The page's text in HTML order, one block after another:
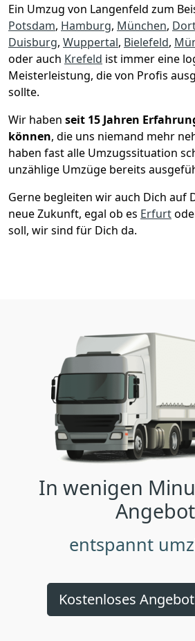
Ein Umzug von Langenfeld zum
Potsdam, Hamburg, München,
Duisburg, Wuppertal, Bielefeld,
oder auch Krefeld ist immer eine
Meisterleistung, die von Profis
sollte.
Wir haben seit 15 Jahren
können, die uns niemand mehr
haben fast alle Umzugssituation
unzählige Umzüge bereits
Gerne begleiten wir auch Dich auf
neue Zukunft, egal ob es Erfurt
soll, wir sind für Dich da.
In wenigen
Angebot
entspannt
Kostenloses